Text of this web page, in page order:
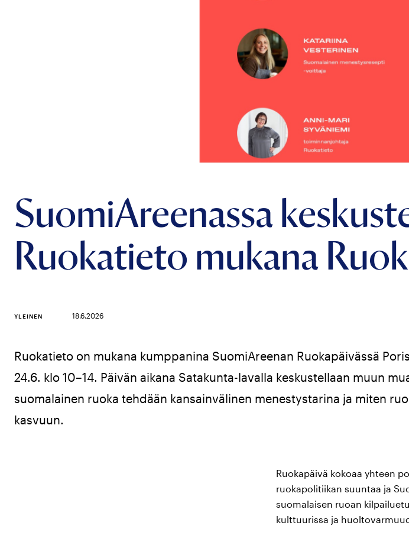
SuomiAreenassa
Ruokatieto mukana
YLEINEN 18.6.2026
Ruokatieto on mukana kumppanina SuomiAreenan Ruokapäivässä
24.6. klo 10–14. Päivän aikana Satakunta-lavalla keskustellaan muun
suomalainen ruoka tehdään kansainvälinen menestystarina ja miten
kasvuun.
Ruokapäivä kokoaa yhteen
ruokapolitiikan suuntaa ja
suomalaisen ruoan
kulttuurissa ja